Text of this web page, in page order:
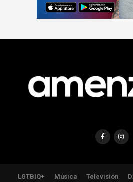
LGTBIQ+ Música Televisión